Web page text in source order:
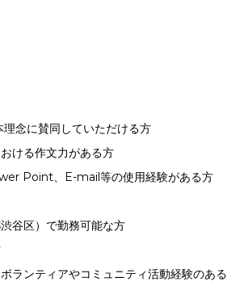
念に賛同していただける方
ける作文力がある方
Point、E-mail等の使用経験がある方
谷区）で勤務可能な方
ランティアやコミュニティ活動経験のある